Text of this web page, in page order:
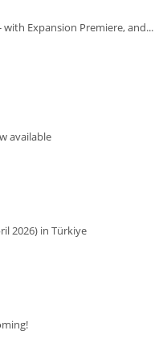
Expansion Premiere, and...
available
2026) in Türkiye